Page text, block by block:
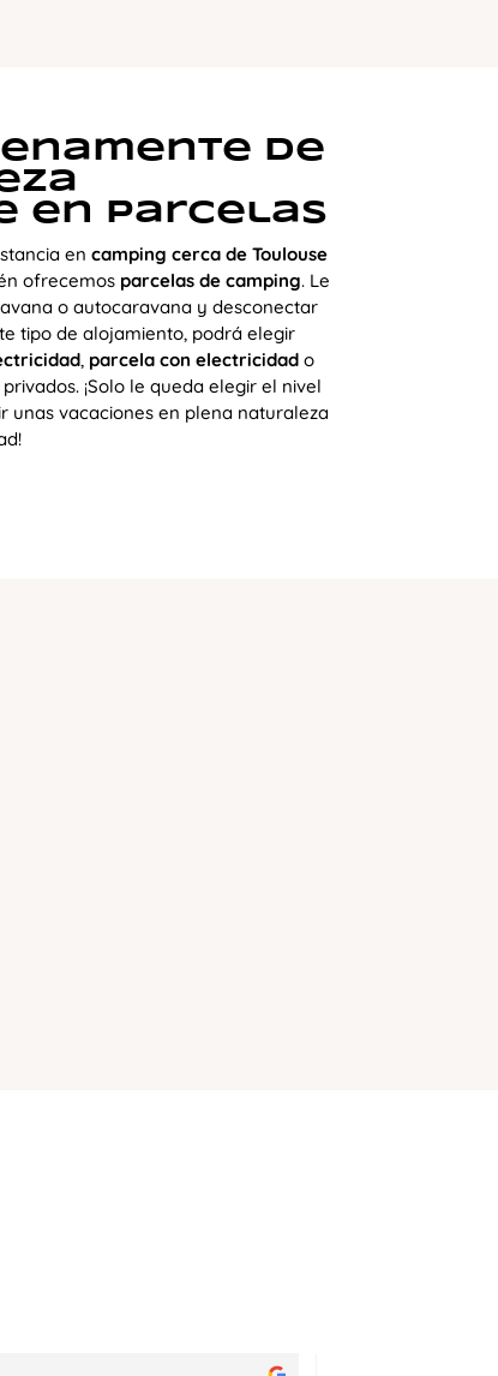
de
en parcelas
en camping cerca de Toulouse
ofrecemos parcelas de camping. Le
o autocaravana y desconectar
tipo de alojamiento, podrá elegir
, parcela con electricidado
¡Solo le queda elegir el nivel
vacaciones en plena naturaleza